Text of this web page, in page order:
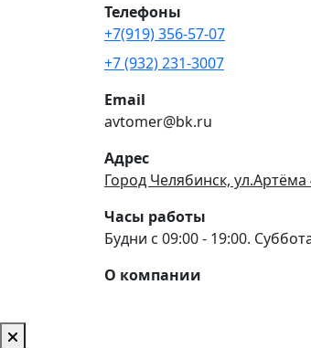
Телефоны
+7(919) 356-57-07
+7 (932) 231-3007
Email
avtomer@bk.ru
Адрес
Город Челябинск, ул.Артёма
Часы работы
Будни с 09:00 - 19:00.
О компании